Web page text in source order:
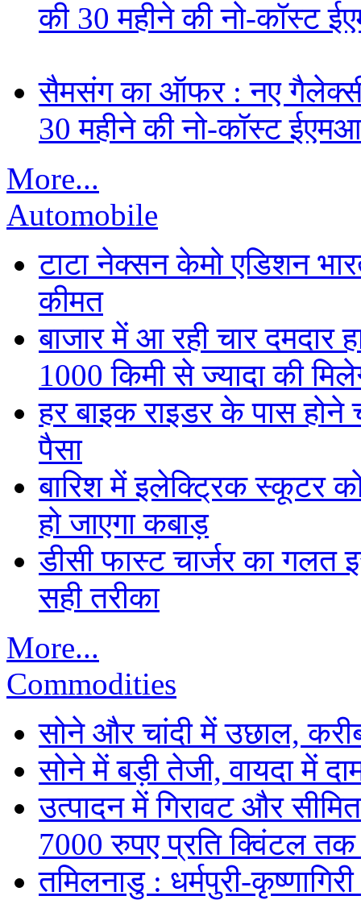
की 30 महीने की नो-कॉस्ट
सैमसंग का ऑफर : नए
30 महीने की नो-कॉस्ट
More...
Automobile
टाटा नेक्सन केमो एडिशन
कीमत
बाजार में आ रही चार दमदार
1000 किमी से ज्यादा की
हर बाइक राइडर के पास होने
पैसा
बारिश में इलेक्ट्रिक स्कूटर को
हो जाएगा कबाड़
डीसी फास्ट चार्जर का गलत
सही तरीका
More...
Commodities
सोने और चांदी में उछाल,
सोने में बड़ी तेजी, वायदा में
उत्पादन में गिरावट और
7000 रुपए प्रति क्विंटल
तमिलनाडु : धर्मपुरी-